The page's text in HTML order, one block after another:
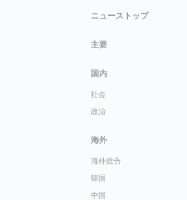
ニューストップ
主要
国内
社会
政治
海外
海外総合
韓国
中国